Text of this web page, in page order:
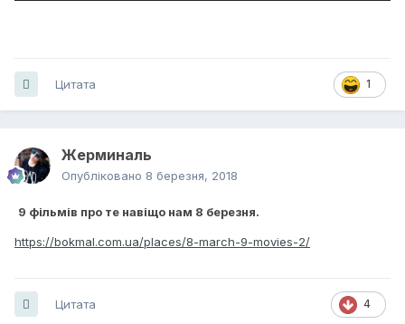
1
Цитата
Жерминаль
Опубліковано 8 березня, 2018
9 фільмів про те навіщо нам 8 березня.
https://bokmal.com.ua/places/8-march-9-movies-2/
4
Цитата